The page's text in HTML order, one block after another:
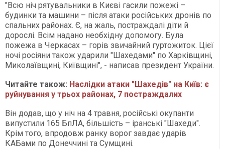
"Всю ніч рятувальники в Києві гасили пожежі –
будинки та машини – після атаки російських дронів по
спальних районах. Є, на жаль, постраждалі діти й
дорослі. Всім надано необхідну допомогу. Була
пожежа в Черкасах – горів звичайний гуртожиток. Цієї
ночі росіяни також ударили "Шахедами" по Харківщині,
Миколаївщині, Київщині", - написав президент України.
Читайте також: Наслідки атаки "Шахедів" на Київ: є
руйнування у трьох районах, 7 постраждалих
Він додав, що у ніч на 4 травня, російські окупанти
випустили 165 БпЛА, більшість – іранські "Шахеди".
Крім того, впродовж ранку ворог завдає ударів
КАБами по Донеччині та Сумщині.